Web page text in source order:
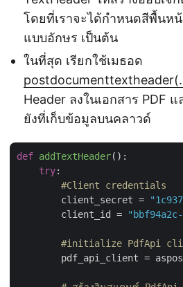
โดยที่เราจะได้กำหนดสีพื้นห
แบบอักษร เป็นต้น
ในที่สุด เรียกใช้เมธอด
Header ลงในเอกสาร PDF
ยังที่เก็บข้อมูลบนคลาวด์
def addTextHeader():
try:
#Client credentials
        client_secret =
        client_id =
#initialize PdfApi
pdf_api_client =